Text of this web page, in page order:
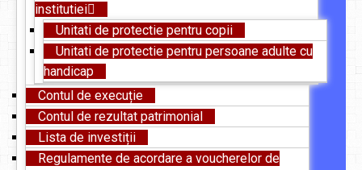
institutiei
Unitati de protectie pentru copii
Unitati de protectie pentru persoane adulte cu
handicap
Contul de execuție
Contul de rezultat patrimonial
Lista de investiții
Regulamente de acordare a voucherelor de